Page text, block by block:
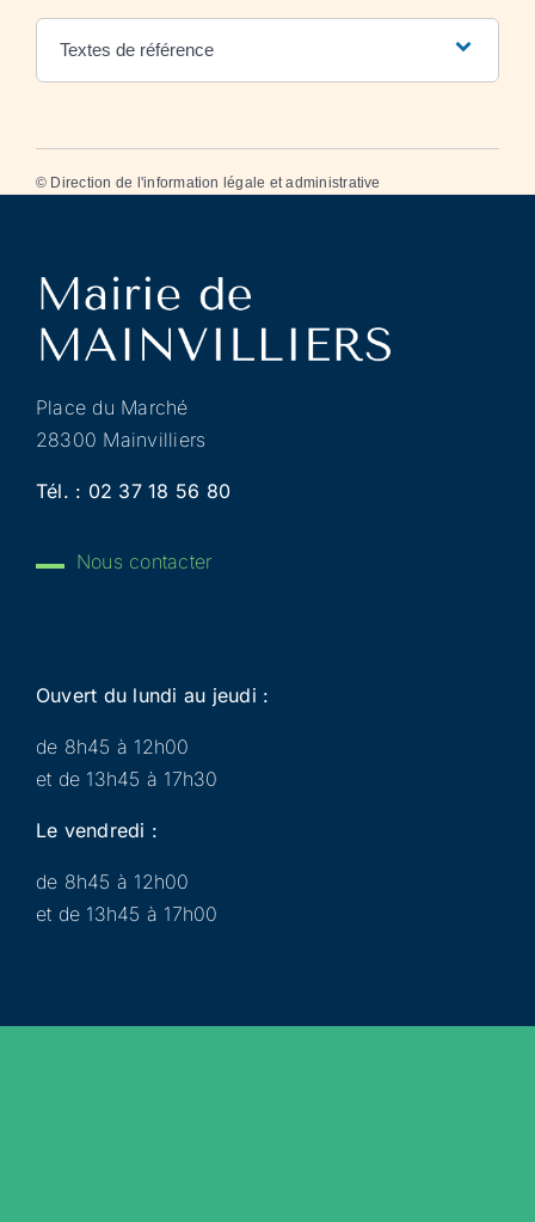
Textes de référence
© Direction de l'information légale et administrative
Place du Marché
28300 Mainvilliers
Tél. : 02 37 18 56 80
Nous contacter
Ouvert du lundi au jeudi :
de 8h45 à 12h00
et de 13h45 à 17h30
Le vendredi :
de 8h45 à 12h00
et de 13h45 à 17h00